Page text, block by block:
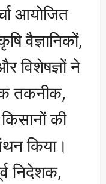
आयोजित
वैज्ञानिकों,
विशेषज्ञों ने
तकनीक,
की
किया।
निदेशक,